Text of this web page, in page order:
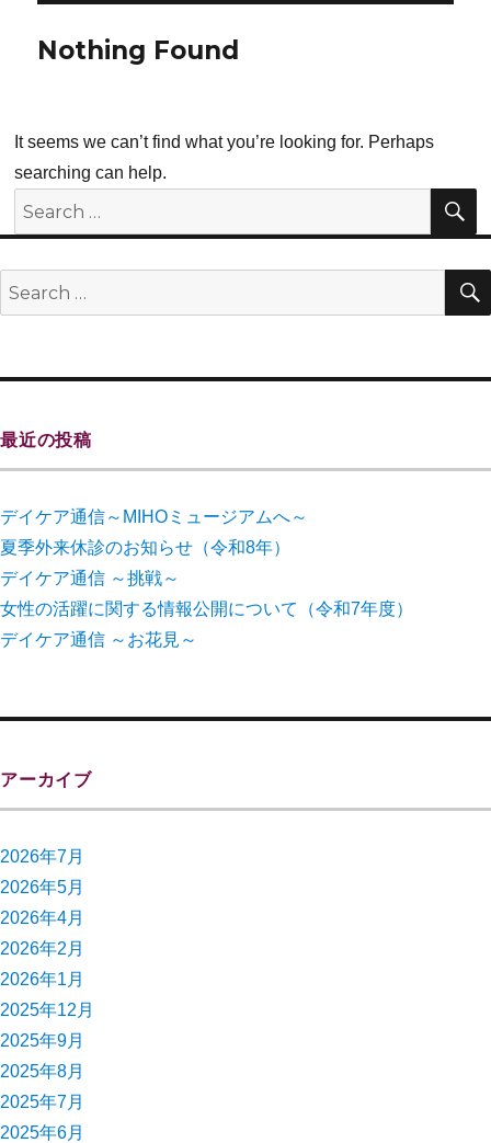
Nothing Found
It seems we can’t find what you’re looking for. Perhaps
searching can help.
最近の投稿
デイケア通信～MIHOミュージアムへ～
夏季外来休診のお知らせ（令和8年）
デイケア通信 ～挑戦～
女性の活躍に関する情報公開について（令和7年度）
デイケア通信 ～お花見～
アーカイブ
2026年7月
2026年5月
2026年4月
2026年2月
2026年1月
2025年12月
2025年9月
2025年8月
2025年7月
2025年6月